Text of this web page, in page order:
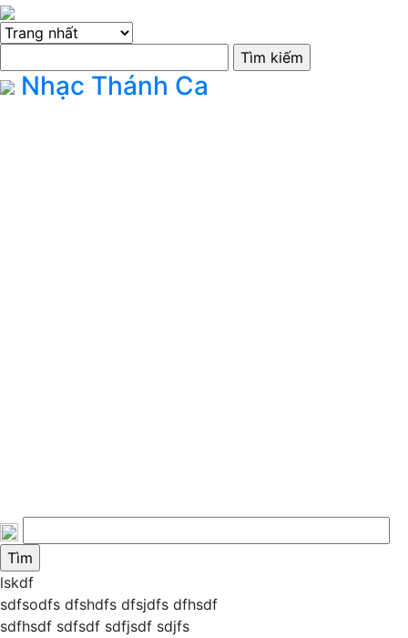
Nhạc Thánh Ca
lskdf
sdfsodfs dfshdfs dfsjdfs dfhsdf
sdfhsdf sdfsdf sdfjsdf sdjfs